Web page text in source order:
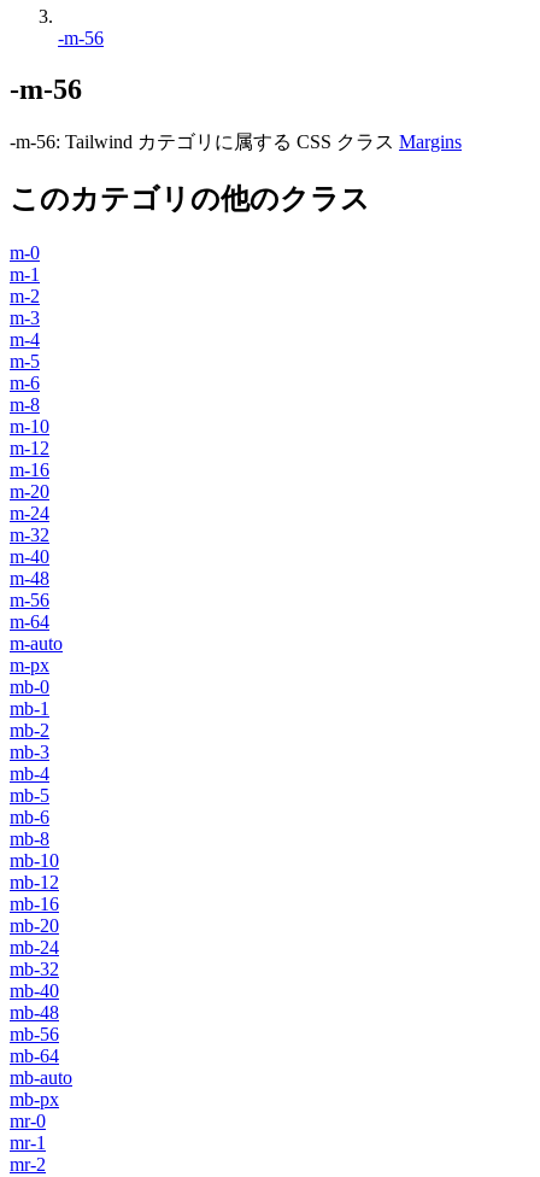
-m-56
-m-56
-m-56: Tailwind カテゴリに属する​​ CSS クラス Margins
このカテゴリの他のクラス
m-0
m-1
m-2
m-3
m-4
m-5
m-6
m-8
m-10
m-12
m-16
m-20
m-24
m-32
m-40
m-48
m-56
m-64
m-auto
m-px
mb-0
mb-1
mb-2
mb-3
mb-4
mb-5
mb-6
mb-8
mb-10
mb-12
mb-16
mb-20
mb-24
mb-32
mb-40
mb-48
mb-56
mb-64
mb-auto
mb-px
mr-0
mr-1
mr-2